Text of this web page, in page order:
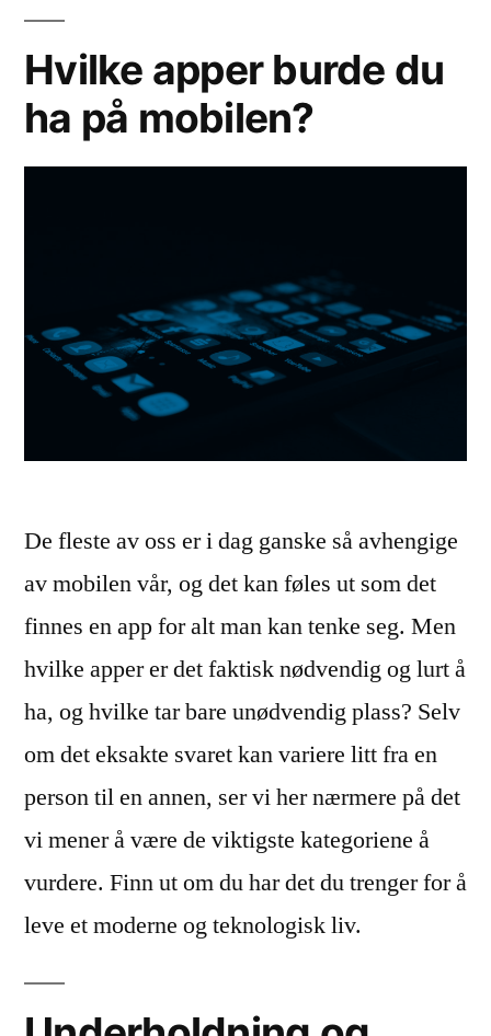
Hvilke apper burde du
ha på mobilen?
De fleste av oss er i dag ganske så avhengige
av mobilen vår, og det kan føles ut som det
finnes en app for alt man kan tenke seg. Men
hvilke apper er det faktisk nødvendig og lurt å
ha, og hvilke tar bare unødvendig plass? Selv
om det eksakte svaret kan variere litt fra en
person til en annen, ser vi her nærmere på det
vi mener å være de viktigste kategoriene å
vurdere. Finn ut om du har det du trenger for å
leve et moderne og teknologisk liv.